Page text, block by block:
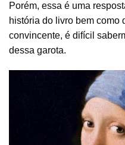
Porém, essa é uma
história do livro bem como
convincente, é difícil
dessa garota.